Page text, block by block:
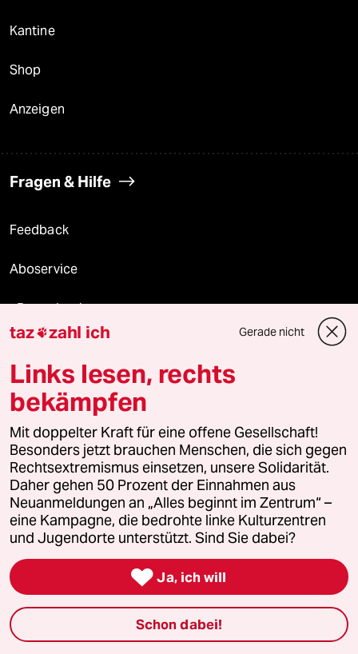
Kantine
Shop
Anzeigen
Fragen & Hilfe
Feedback
Aboservice
ePaper Login
© 2026 taz Verlags und Vertriebs GmbH
Alle Rechte vorbehalten. Bei rechtlichen Fragen oder für Genehmigungen
wenden Sie sich bitte anlizenzen@taz.de
Feedback Redaktionsstatut Kommune-Richtlinien
Leitlinie Informant Datenschutz Impressum AGB
Seitenwende Einwilligungen widerrufen (Ads)
taz zahl ich Gerade nicht
Links lesen, rechts
bekämpfen
Mit doppelter Kraft für eine offene Gesellschaft!
Besonders jetzt brauchen Menschen, die sich gegen
Rechtsextremismus einsetzen, unsere Solidarität.
Daher gehen 50 Prozent der Einnahmen aus
Neuanmeldungen an „Alles beginnt im Zentrum“ –
eine Kampagne, die bedrohte linke Kulturzentren
und Jugendorte unterstützt. Sind Sie dabei?
 Ja, ich will
Schon dabei!